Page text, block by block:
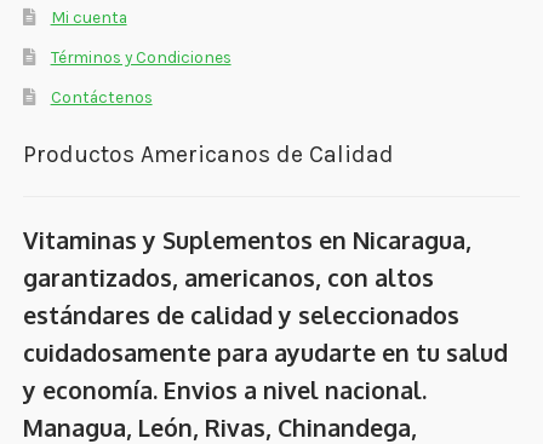
Mi cuenta
Términos y Condiciones
Contáctenos
Productos Americanos de Calidad
Vitaminas y Suplementos en Nicaragua,
garantizados, americanos, con altos
estándares de calidad y seleccionados
cuidadosamente para ayudarte en tu salud
y economía. Envios a nivel nacional.
Managua, León, Rivas, Chinandega,